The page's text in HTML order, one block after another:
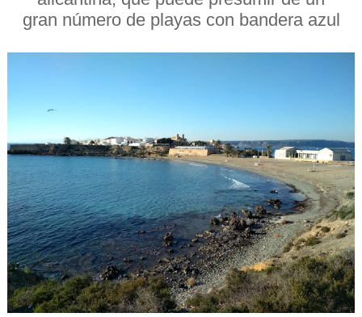
gran número de playas con bandera azul